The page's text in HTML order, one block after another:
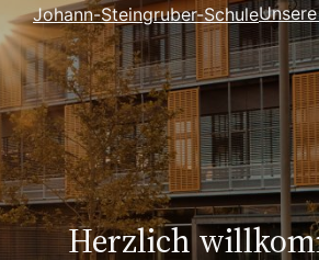
Johann-Steingruber-Schule
Herzlich